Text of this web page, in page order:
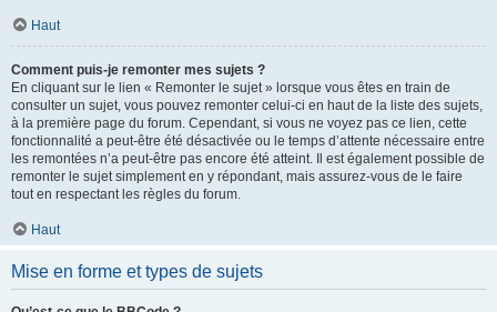
Haut
Comment puis-je remonter mes sujets ?
En cliquant sur le lien « Remonter le sujet » lorsque vous êtes en train de
consulter un sujet, vous pouvez remonter celui-ci en haut de la liste des sujets,
à la première page du forum. Cependant, si vous ne voyez pas ce lien, cette
fonctionnalité a peut-être été désactivée ou le temps d’attente nécessaire entre
les remontées n’a peut-être pas encore été atteint. Il est également possible de
remonter le sujet simplement en y répondant, mais assurez-vous de le faire
tout en respectant les règles du forum.
Haut
Mise en forme et types de sujets